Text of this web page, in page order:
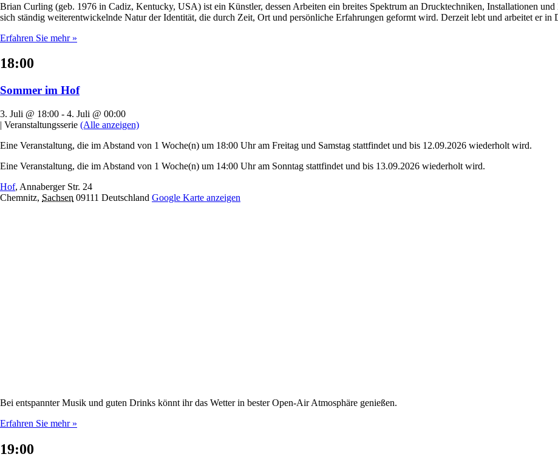
Brian Curling (geb. 1976 in Cadiz, Kentucky, USA) ist ein Künstler, dessen Arbeiten ein breites Spektrum an Drucktechniken, Installationen
sich ständig weiterentwickelnde Natur der Identität, die durch Zeit, Ort und persönliche Erfahrungen geformt wird. Derzeit lebt und arbeitet er in
Erfahren Sie mehr »
18:00
Sommer im Hof
3. Juli @ 18:00 - 4. Juli @ 00:00
| Veranstaltungsserie (Alle anzeigen)
Eine Veranstaltung, die im Abstand von 1 Woche(n) um 18:00 Uhr am Freitag und Samstag stattfindet und bis 12.09.2026 wiederholt wird.
Eine Veranstaltung, die im Abstand von 1 Woche(n) um 14:00 Uhr am Sonntag stattfindet und bis 13.09.2026 wiederholt wird.
Hof, Annaberger Str. 24
Chemnitz, Sachsen 09111 Deutschland Google Karte anzeigen
Bei entspannter Musik und guten Drinks könnt ihr das Wetter in bester Open-Air Atmosphäre genießen.
Erfahren Sie mehr »
19:00